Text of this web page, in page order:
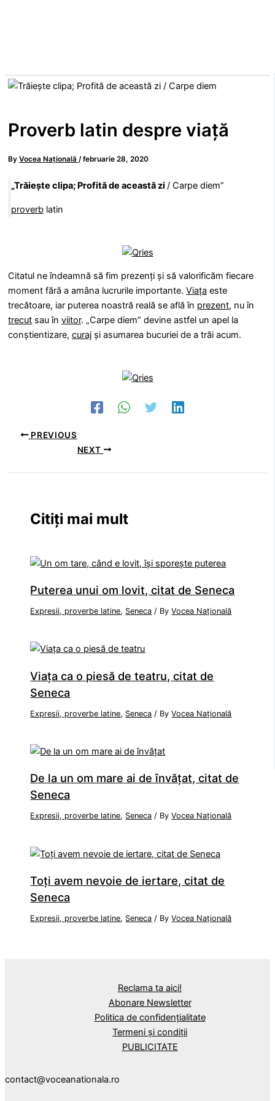
Proverb latin despre viață
By Vocea Națională /februarie 28, 2020
„Trăiește clipa; Profită de această zi / Carpe diem”
proverb latin
Citatul ne îndeamnă să fim prezenți și să valorificăm fiecare
moment fără a amâna lucrurile importante. Viața este
trecătoare, iar puterea noastră reală se află în prezent, nu în
trecut sau în viitor. „Carpe diem” devine astfel un apel la
conștientizare, curaj și asumarea bucuriei de a trăi acum.
PREVIOUS
NEXT
Citiți mai mult
Puterea unui om lovit, citat de Seneca
Expresii, proverbe latine, Seneca / ByVocea Națională
Viața ca o piesă de teatru, citat de
Seneca
Expresii, proverbe latine, Seneca / ByVocea Națională
De la un om mare ai de învățat, citat de
Seneca
Expresii, proverbe latine, Seneca / ByVocea Națională
Toți avem nevoie de iertare, citat de
Seneca
Expresii, proverbe latine, Seneca / ByVocea Națională
Reclama ta aici!
Abonare Newsletter
Politica de confidențialitate
Termeni și condiții
PUBLICITATE
contact@voceanationala.ro